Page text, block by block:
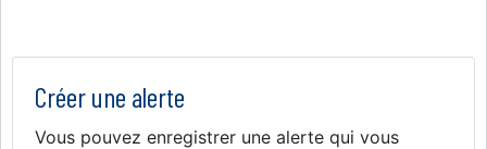
Créer une alerte
Vous pouvez enregistrer une alerte qui vous